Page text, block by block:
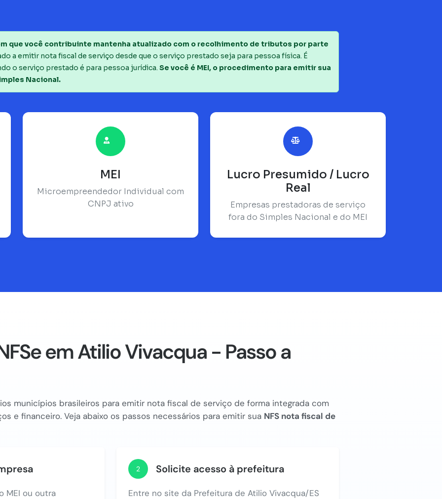
que você contribuinte mantenha atualizado com o recolhimento de tributos por parte
a emitir nota fiscal de serviço desde que o serviço prestado seja para pessoa física. É
o serviço prestado é para pessoa jurídica. Se você é MEI, o procedimento para emitir sua
Nacional.
MEI
Microempreendedor Individual com
CNPJ ativo
Lucro Presumido / Lucro
Real
Empresas prestadoras de serviço
fora do Simples Nacional e do MEI
em Atilio Vivacqua - Passo a
municípios brasileiros para emitir nota fiscal de serviço de forma integrada com
e financeiro. Veja abaixo os passos necessários para emitir sua NFS nota fiscal de
MEI ou outra
2 Solicite acesso à prefeitura
Entre no site da Prefeitura de Atilio Vivacqua/ES